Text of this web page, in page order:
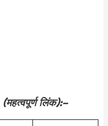
(महत्वपूर्ण लिंक):–